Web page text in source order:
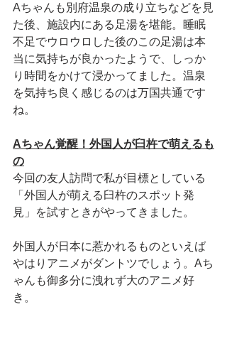
Aちゃんも別府温泉の成り立ちなどを見
た後、施設内にある足湯を堪能。睡眠
不足でウロウロした後のこの足湯は本
当に気持ちが良かったようで、しっか
り時間をかけて浸かってました。温泉
を気持ち良く感じるのは万国共通です
ね。
Aちゃん覚醒！外国人が臼杵で萌えるも
の
今回の友人訪問で私が目標としている
「外国人が萌える臼杵のスポット発
見」を試すときがやってきました。
外国人が日本に惹かれるものといえば
やはりアニメがダントツでしょう。Aち
ゃんも御多分に洩れず大のアニメ好
き。